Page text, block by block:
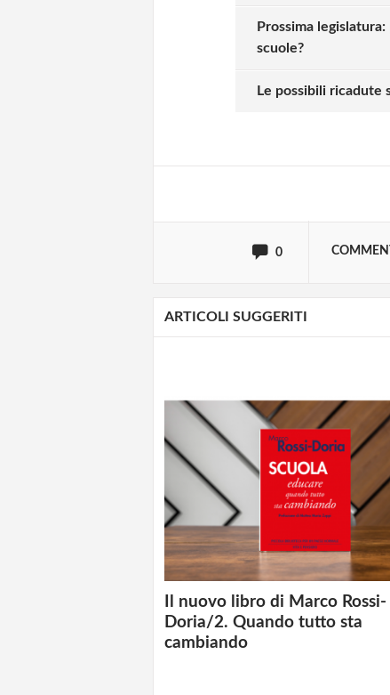
Prossima
scuole?
Le possibili ricadute
0
Solo gli utenti
ARTICOLI SUGGERITI
Il nuovo libro di Marco Rossi-
Doria/2. Quando tutto sta
cambiando